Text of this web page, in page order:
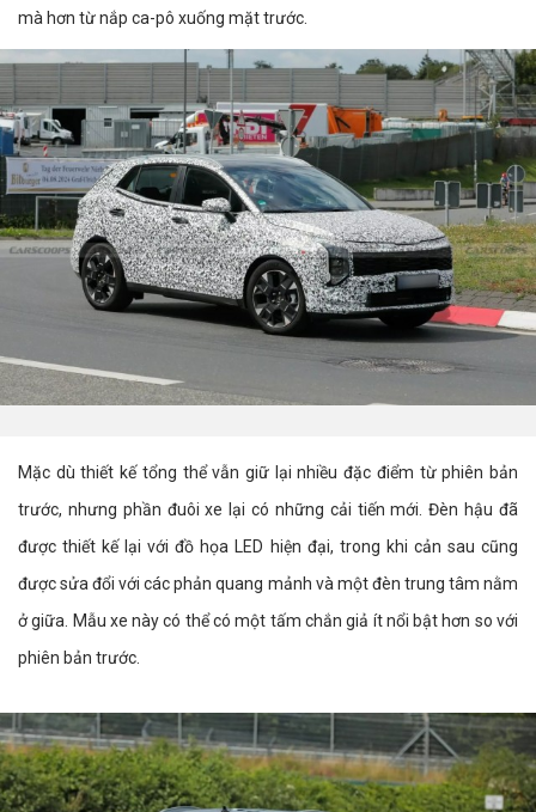
mà hơn từ nắp ca-pô xuống mặt trước.
Mặc dù thiết kế tổng thể vẫn giữ lại nhiều đặc điểm từ phiên bản
trước, nhưng phần đuôi xe lại có những cải tiến mới. Đèn hậu đã
được thiết kế lại với đồ họa LED hiện đại, trong khi cản sau cũng
được sửa đổi với các phản quang mảnh và một đèn trung tâm nằm
ở giữa. Mẫu xe này có thể có một tấm chắn giả ít nổi bật hơn so với
phiên bản trước.